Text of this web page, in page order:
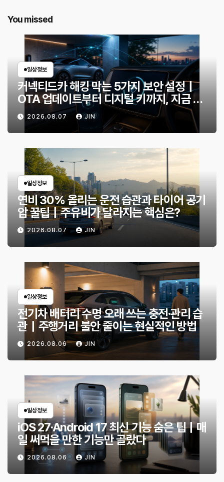
You missed
일상정보
커넥티드카 해킹 막는 5가지 보안 설정｜
OTA 업데이트부터 디지털 키까지, 지금 확
인할 것은?
2026.08.07 JIN
일상정보
연비 30% 올리는 운전 습관과 타이어 공기
압 꿀팁｜주유비가 달라지는 핵심은?
2026.08.07 JIN
일상정보
전기차 배터리 수명 오래 쓰는 충전·관리 습
관｜주행거리 불안 줄이는 현실적인 방법
2026.08.06 JIN
일상정보
iOS 27·Android 17 최신 기능 숨은 팁｜매
일 써먹을 만한 기능만 골랐다
2026.08.06 JIN